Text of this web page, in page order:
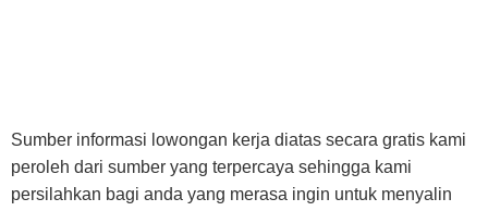
Sumber informasi lowongan kerja diatas secara gratis kami
peroleh dari sumber yang terpercaya sehingga kami
persilahkan bagi anda yang merasa ingin untuk menyalin